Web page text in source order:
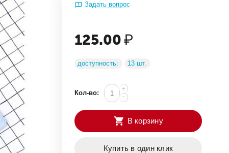
Задать вопрос
125.00₽
доступность: 13 шт.
Кол-во:
+
−
В корзину
Купить в один клик